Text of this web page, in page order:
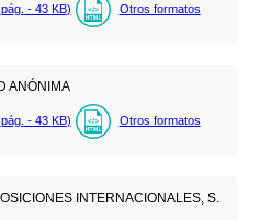
pág. - 43 KB) Otros formatos
ANÓNIMA
pág. - 43 KB) Otros formatos
INTERNACIONALES, S.